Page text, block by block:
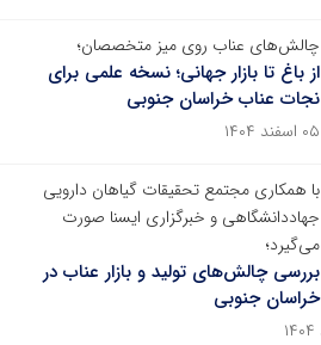
چالش‌های عناب روی میز متخصصان؛
از باغ تا بازار جهانی؛ نسخه علمی برای
نجات عناب خراسان جنوبی
۰۵ اسفند ۱۴۰۴
با همکاری مجتمع تحقیقات گیاهان دارویی
جهاددانشگاهی و خبرگزاری ایسنا صورت
می‌گیرد؛
بررسی چالش‌های تولید و بازار عناب در
خراسان جنوبی